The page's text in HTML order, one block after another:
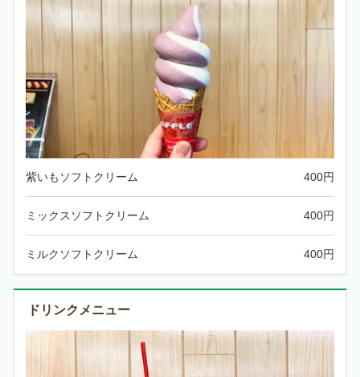
紫いもソフトクリーム 400円
ミックスソフトクリーム 400円
ミルクソフトクリーム 400円
ドリンクメニュー